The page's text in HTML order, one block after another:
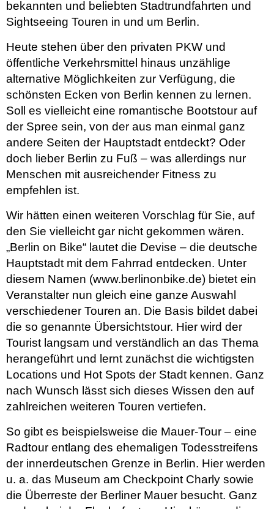
bekannten und beliebten Stadtrundfahrten und
Sightseeing Touren in und um Berlin.
Heute stehen über den privaten PKW und
öffentliche Verkehrsmittel hinaus unzählige
alternative Möglichkeiten zur Verfügung, die
schönsten Ecken von Berlin kennen zu lernen.
Soll es vielleicht eine romantische Bootstour auf
der Spree sein, von der aus man einmal ganz
andere Seiten der Hauptstadt entdeckt? Oder
doch lieber Berlin zu Fuß – was allerdings nur
Menschen mit ausreichender Fitness zu
empfehlen ist.
Wir hätten einen weiteren Vorschlag für Sie, auf
den Sie vielleicht gar nicht gekommen wären.
„Berlin on Bike“ lautet die Devise – die deutsche
Hauptstadt mit dem Fahrrad entdecken. Unter
diesem Namen (www.berlinonbike.de) bietet ein
Veranstalter nun gleich eine ganze Auswahl
verschiedener Touren an. Die Basis bildet dabei
die so genannte Übersichtstour. Hier wird der
Tourist langsam und verständlich an das Thema
herangeführt und lernt zunächst die wichtigsten
Locations und Hot Spots der Stadt kennen. Ganz
nach Wunsch lässt sich dieses Wissen den auf
zahlreichen weiteren Touren vertiefen.
So gibt es beispielsweise die Mauer-Tour – eine
Radtour entlang des ehemaligen Todesstreifens
der innerdeutschen Grenze in Berlin. Hier werden
u. a. das Museum am Checkpoint Charly sowie
die Überreste der Berliner Mauer besucht. Ganz